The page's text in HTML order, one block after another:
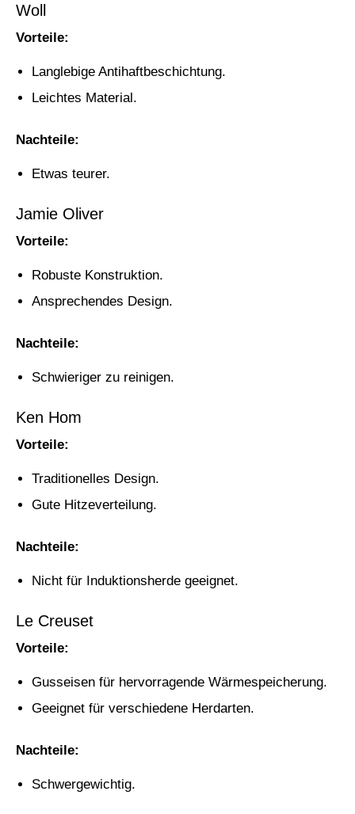
Woll
Vorteile:
Langlebige Antihaftbeschichtung.
Leichtes Material.
Nachteile:
Etwas teurer.
Jamie Oliver
Vorteile:
Robuste Konstruktion.
Ansprechendes Design.
Nachteile:
Schwieriger zu reinigen.
Ken Hom
Vorteile:
Traditionelles Design.
Gute Hitzeverteilung.
Nachteile:
Nicht für Induktionsherde geeignet.
Le Creuset
Vorteile:
Gusseisen für hervorragende Wärmespeicherung.
Geeignet für verschiedene Herdarten.
Nachteile:
Schwergewichtig.